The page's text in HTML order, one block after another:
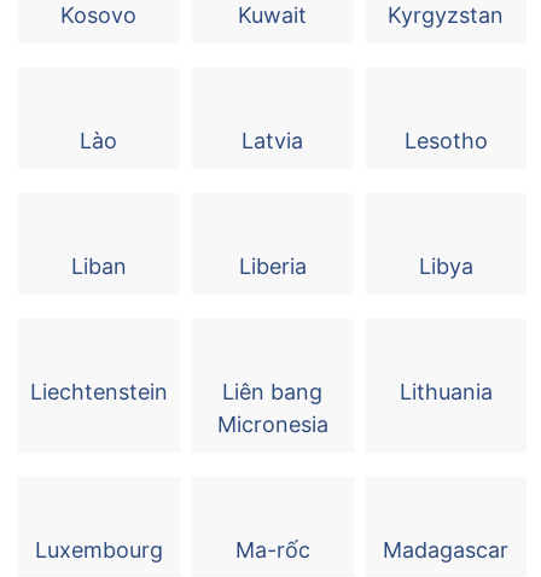
Kosovo Kuwait Kyrgyzstan
Lào Latvia Lesotho
Liban Liberia Libya
Liechtenstein
Liên bang
Micronesia
Lithuania
Luxembourg Ma-rốc Madagascar